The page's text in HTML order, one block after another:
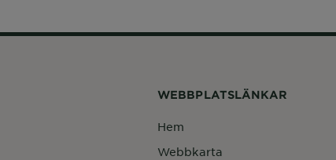
WEBBPLATSLÄNKAR
Hem
Webbkarta